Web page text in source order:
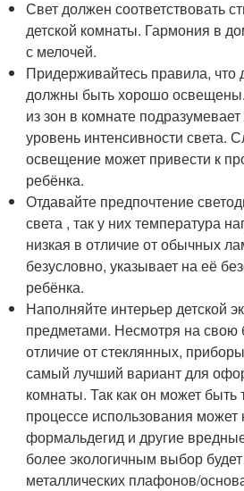
Свет должен соответствовать
детской комнаты. Гармония в
с мелочей.
Придерживайтесь правила, что
должны быть хорошо
из зон в комнате
уровень интенсивности света.
освещение может привести к
ребёнка.
Отдавайте предпочтение
света , так у них температура
низкая в отличие от обычных
безусловно, указывает на её
ребёнка.
Наполняйте интерьер детской
предметами. Несмотря на свою
отличие от стеклянных,
самый лучший вариант для
комнаты. Так как он может быть
процессе использования может
формальдегид и другие
более экологичным выбор
металлических плафонов/